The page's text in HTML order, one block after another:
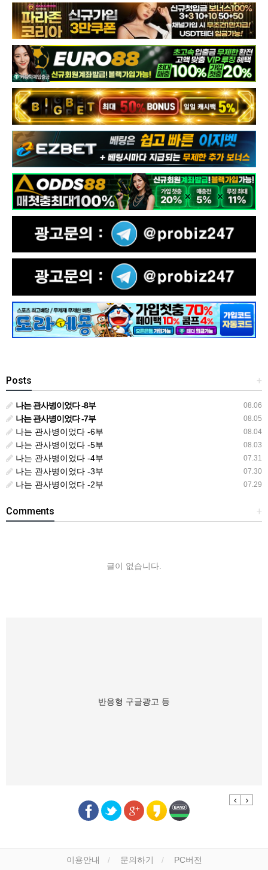
+
Posts
08.06
나는 관사병이었다 -8부
08.05
나는 관사병이었다 -7부
08.04
나는 관사병이었다 -6부
08.03
나는 관사병이었다 -5부
07.31
나는 관사병이었다 -4부
07.30
나는 관사병이었다 -3부
07.29
나는 관사병이었다 -2부
+
Comments
글이 없습니다.
반응형 구글광고 등
Previous
Next
이용안내 문의하기 PC버전